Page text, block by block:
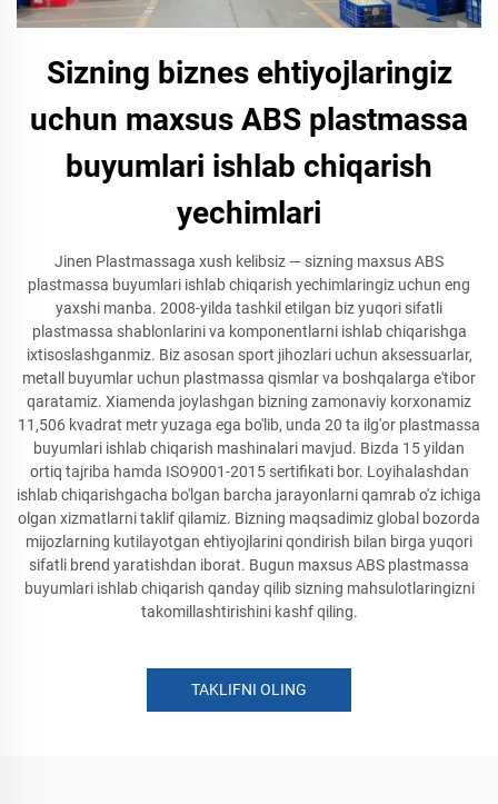
Sizning biznes ehtiyojlaringiz
uchun maxsus ABS plastmassa
buyumlari ishlab chiqarish
yechimlari
Jinen Plastmassaga xush kelibsiz — sizning maxsus ABS
plastmassa buyumlari ishlab chiqarish yechimlaringiz uchun eng
yaxshi manba. 2008-yilda tashkil etilgan biz yuqori sifatli
plastmassa shablonlarini va komponentlarni ishlab chiqarishga
ixtisoslashganmiz. Biz asosan sport jihozlari uchun aksessuarlar,
metall buyumlar uchun plastmassa qismlar va boshqalarga e'tibor
qaratamiz. Xiamenda joylashgan bizning zamonaviy korxonamiz
11,506 kvadrat metr yuzaga ega bo'lib, unda 20 ta ilg'or plastmassa
buyumlari ishlab chiqarish mashinalari mavjud. Bizda 15 yildan
ortiq tajriba hamda ISO9001-2015 sertifikati bor. Loyihalashdan
ishlab chiqarishgacha bo'lgan barcha jarayonlarni qamrab o'z ichiga
olgan xizmatlarni taklif qilamiz. Bizning maqsadimiz global bozorda
mijozlarning kutilayotgan ehtiyojlarini qondirish bilan birga yuqori
sifatli brend yaratishdan iborat. Bugun maxsus ABS plastmassa
buyumlari ishlab chiqarish qanday qilib sizning mahsulotlaringizni
takomillashtirishini kashf qiling.
TAKLIFNI OLING